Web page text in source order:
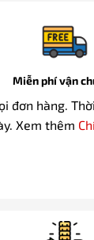
Miễn phí vận
đơn hàng.
Xem thêm